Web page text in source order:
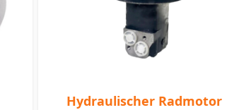
Hydraulischer Radmotor